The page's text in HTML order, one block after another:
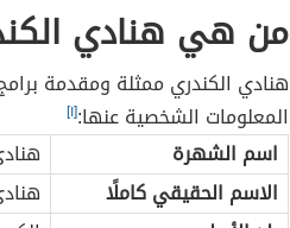
من هي هنادي
هنادي الكندري ممثلة ومقدمة
المعلومات الشخصية عنها:[١]
اسم الشهرة
الاسم الحقيقي كاملًا